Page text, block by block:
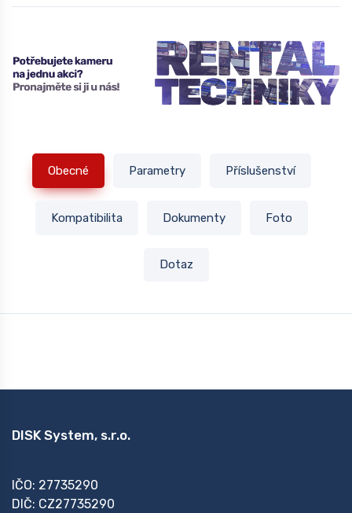
Obecné Parametry Příslušenství
Kompatibilita Dokumenty Foto
Dotaz
DISK System, s.r.o.
IČO: 27735290
DIČ: CZ27735290